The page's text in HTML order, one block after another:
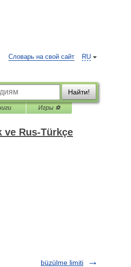
RU
Словарь на свой сайт
Найти!
Игры ⚽
ve Rus-Türkçe
büzülme limiti